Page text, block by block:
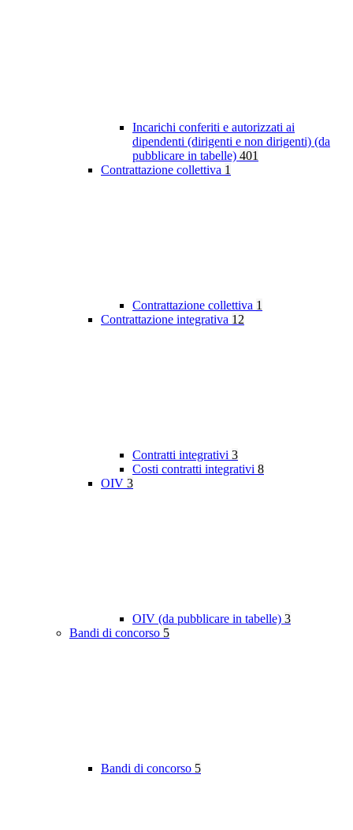
Incarichi conferiti e autorizzati ai
dipendenti (dirigenti e non dirigenti) (da
pubblicare in tabelle) 401
Contrattazione collettiva 1
Contrattazione collettiva 1
Contrattazione integrativa 12
Contratti integrativi 3
Costi contratti integrativi 8
OIV 3
OIV (da pubblicare in tabelle) 3
Bandi di concorso 5
Bandi di concorso 5